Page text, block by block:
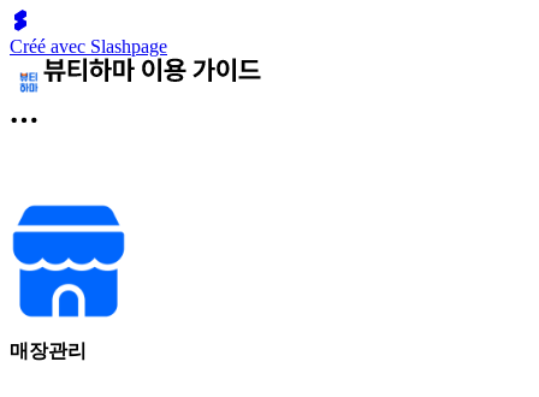
Créé avec Slashpage
매장관리